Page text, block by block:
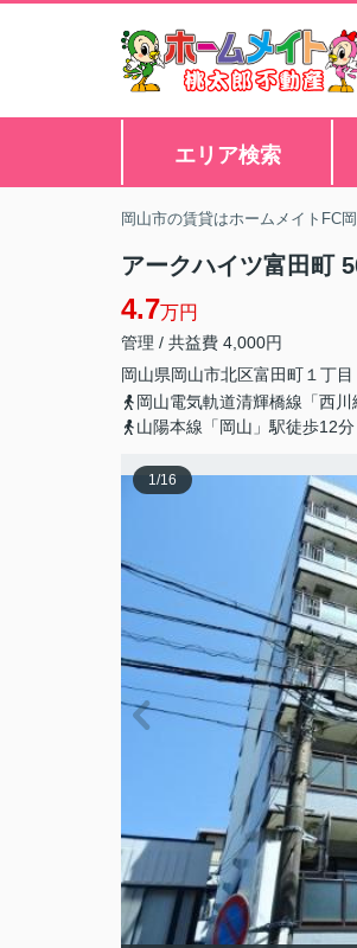
エリア検索
岡山市の賃貸はホームメイトFC
アークハイツ富田町
4.7万円
管理 / 共益費 4,000円
岡山県岡山市北区富田町 １丁目
岡山電気軌道清輝橋線「西
山陽本線「岡山」駅徒歩12分
1/16